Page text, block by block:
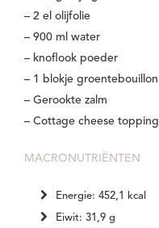
– 2 el olijfolie
– 900 ml water
– knoflook poeder
– 1 blokje groentebouillon
– Gerookte zalm
– Cottage cheese topping
MACRONUTRIËNTEN
Energie: 452,1 kcal
Eiwit: 31,9 g